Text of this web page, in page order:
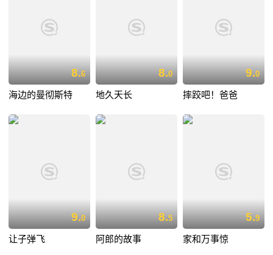
8.6
海边的曼彻斯特
8.0
地久天长
9.0
摔跤吧！爸爸
9.0
让子弹飞
8.5
阿郎的故事
5.9
家和万事惊